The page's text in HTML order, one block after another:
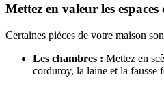
Mettez en valeur les espaces
Certaines pièces de votre maison
Les chambres : Mettez en
corduroy, la laine et la fausse